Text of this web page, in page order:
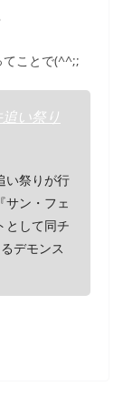
てことで(^^;;
い祭り
い祭りが行
サン・フェ
として同チ
デモンス